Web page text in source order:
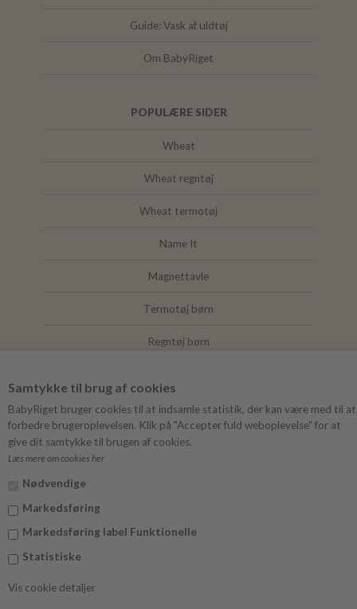
Samtykke til brug af cookies
BabyRiget bruger cookies til at indsamle statistik, der kan være med til at
forbedre brugeroplevelsen. Klik på "Accepter fuld weboplevelse" for at
give dit samtykke til brugen af cookies.
Læs mere om cookies her
Nødvendige
Markedsføring
Markedsføring label Funktionelle
Statistiske
Vis cookie detaljer
Guide: Vask af uldtøj
Om BabyRiget
POPULÆRE SIDER
Wheat
Wheat regntøj
Wheat termotøj
Name It
Magnettavle
Termotøj børn
Regntøj børn
Mushie
Facebook